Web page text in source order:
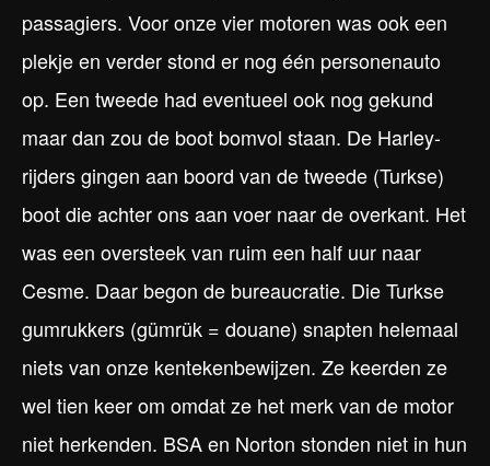
passagiers. Voor onze vier motoren was ook een
plekje en verder stond er nog één personenauto
op. Een tweede had eventueel ook nog gekund
maar dan zou de boot bomvol staan. De Harley-
rijders gingen aan boord van de tweede (Turkse)
boot die achter ons aan voer naar de overkant. Het
was een oversteek van ruim een half uur naar
Cesme. Daar begon de bureaucratie. Die Turkse
gumrukkers (gümrük = douane) snapten helemaal
niets van onze kentekenbewijzen. Ze keerden ze
wel tien keer om omdat ze het merk van de motor
niet herkenden. BSA en Norton stonden niet in hun